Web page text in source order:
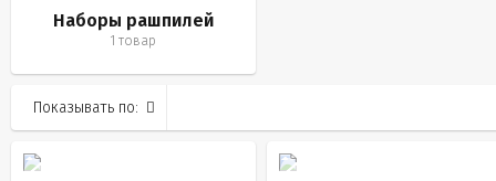
Наборы рашпилей
1 товар
Показывать по: